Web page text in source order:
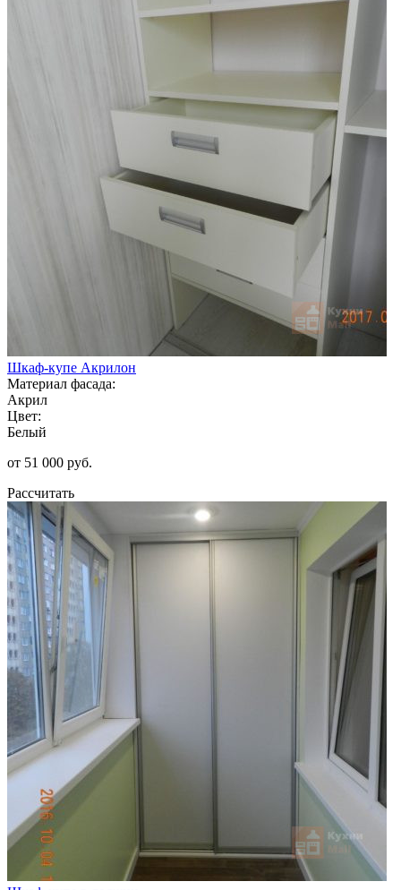
Шкаф-купе Акрилон
Материал фасада:
Акрил
Цвет:
Белый
от 51 000 руб.
Рассчитать